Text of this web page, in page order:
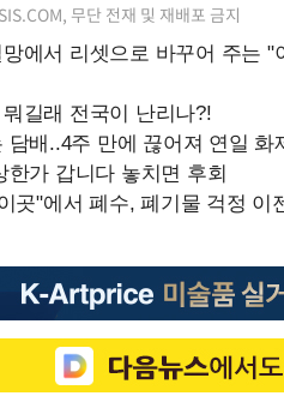
무단 전재 및 재배포 금지